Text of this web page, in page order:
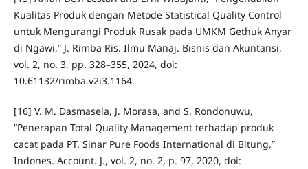
Kualitas Produk dengan Metode Statistical Quality Control
untuk Mengurangi Produk Rusak pada UMKM Gethuk Anyar
di Ngawi,” J. Rimba Ris. Ilmu Manaj. Bisnis dan Akuntansi,
vol. 2, no. 3, pp. 328–355, 2024, doi:
10.61132/rimba.v2i3.1164.
[16] V. M. Dasmasela, J. Morasa, and S. Rondonuwu,
“Penerapan Total Quality Management terhadap produk
cacat pada PT. Sinar Pure Foods International di Bitung,”
Indones. Account. J., vol. 2, no. 2, p. 97, 2020, doi: